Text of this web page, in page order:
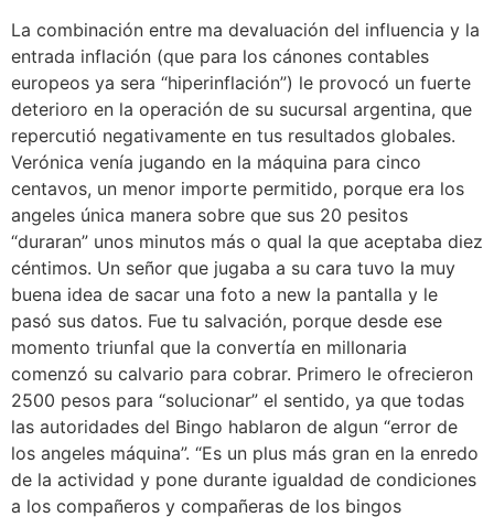
La combinación entre ma devaluación del influencia y la
entrada inflación (que para los cánones contables
europeos ya sera “hiperinflación”) le provocó un fuerte
deterioro en la operación de su sucursal argentina, que
repercutió negativamente en tus resultados globales.
Verónica venía jugando en la máquina para cinco
centavos, un menor importe permitido, porque era los
angeles única manera sobre que sus 20 pesitos
“duraran” unos minutos más o qual la que aceptaba diez
céntimos. Un señor que jugaba a su cara tuvo la muy
buena idea de sacar una foto a new la pantalla y le
pasó sus datos. Fue tu salvación, porque desde ese
momento triunfal que la convertía en millonaria
comenzó su calvario para cobrar. Primero le ofrecieron
2500 pesos para “solucionar” el sentido, ya que todas
las autoridades del Bingo hablaron de algun “error de
los angeles máquina”. “Es un plus más gran en la enredo
de la actividad y pone durante igualdad de condiciones
a los compañeros y compañeras de los bingos